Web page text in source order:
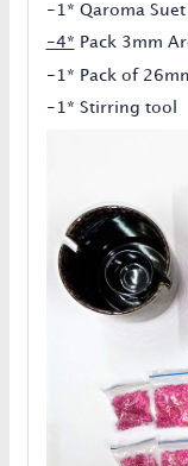
-1* Qaroma Suet
-4* Pack 3mm
-1* Pack of
-1* Stirring tool